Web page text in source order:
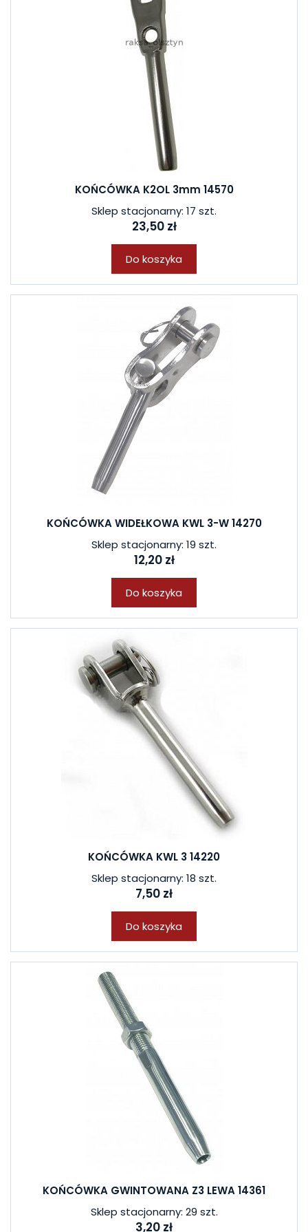
KOŃCÓWKA K2OL 3mm 14570
Sklep stacjonarny: 17 szt.
23,50 zł
Do koszyka
KOŃCÓWKA WIDEŁKOWA KWL 3-W 14270
Sklep stacjonarny: 19 szt.
12,20 zł
Do koszyka
KOŃCÓWKA KWL 3 14220
Sklep stacjonarny: 18 szt.
7,50 zł
Do koszyka
KOŃCÓWKA GWINTOWANA Z3 LEWA 14361
Sklep stacjonarny: 29 szt.
3,20 zł